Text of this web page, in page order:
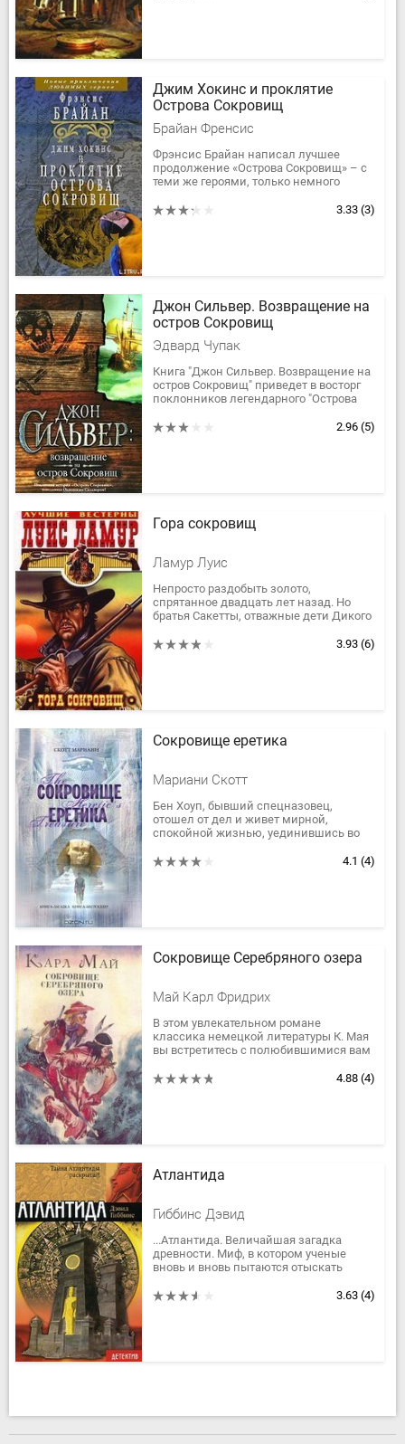
Джим Хокинс и проклятие
Острова Сокровищ
Брайан Френсис
Фрэнсис Брайан написал лучшее
продолжение «Острова Сокровищ» – с
теми же героями, только немного
сохранением сюжетных линий, с3.33 (3)
Джон Сильвер. Возвращение на
остров Сокровищ
Эдвард Чупак
Книга "Джон Сильвер. Возвращение на
остров Сокровищ" приведет в восторг
поклонников легендарного "Острова
встретиться с героями...
2.96 (5)
Гора сокровищ
Ламур Луис
Непросто раздобыть золото,
спрятанное двадцать лет назад. Но
братья Сакетты, отважные дети Дикого
сокровища и выяснить, жив ли их3.93 (6)
Сокровище еретика
Мариани Скотт
Бен Хоуп, бывший спецназовец,
отошел от дел и живет мирной,
спокойной жизнью, уединившись во
его покой нарушает телефонный
4.1 (4)
Сокровище Серебряного озера
Май Карл Фридрих
В этом увлекательном романе
классика немецкой литературы К. Мая
вы встретитесь с полюбившимися вам
Виннету, с его друзьями и врагами.4.88 (4)
Атлантида
Гиббинс Дэвид
...Атлантида. Величайшая загадка
древности. Миф, в котором ученые
вновь и вновь пытаются отыскать
веками окутывавший Атлантиду,...3.63 (4)